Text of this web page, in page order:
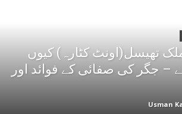
تھیسل(اونٹ کٹارہ) کیوں
– جگر کی صفائی کے فوائد اور
Usman